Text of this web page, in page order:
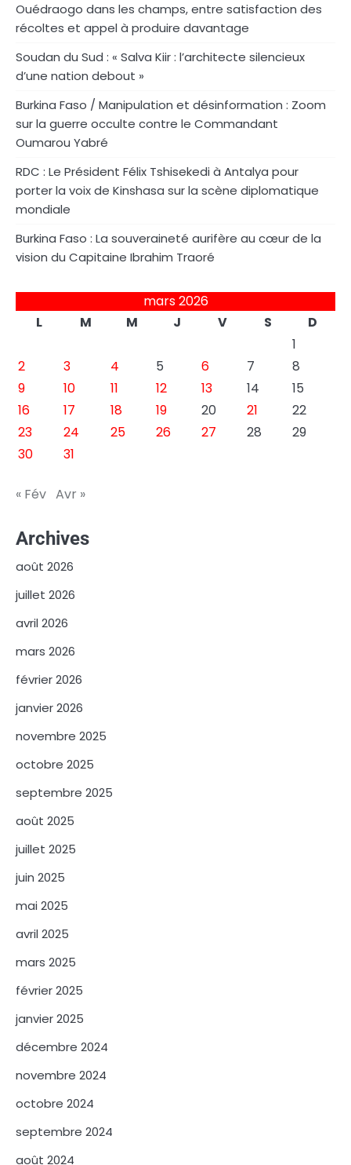
Ouédraogo dans les champs, entre satisfaction des
récoltes et appel à produire davantage
Soudan du Sud : « Salva Kiir : l’architecte silencieux
d’une nation debout »
Burkina Faso / Manipulation et désinformation : Zoom
sur la guerre occulte contre le Commandant
Oumarou Yabré
RDC : Le Président Félix Tshisekedi à Antalya pour
porter la voix de Kinshasa sur la scène diplomatique
mondiale
Burkina Faso : La souveraineté aurifère au cœur de la
vision du Capitaine Ibrahim Traoré
mars 2026
L
M M J V S
D
1
2
3 4 5 6 7
8
9
10 11 12 13 14
15
16
17 18 19 20 21
22
23
24 25 26 27 28
29
30
31
« Fév Avr »
Archives
août 2026
juillet 2026
avril 2026
mars 2026
février 2026
janvier 2026
novembre 2025
octobre 2025
septembre 2025
août 2025
juillet 2025
juin 2025
mai 2025
avril 2025
mars 2025
février 2025
janvier 2025
décembre 2024
novembre 2024
octobre 2024
septembre 2024
août 2024